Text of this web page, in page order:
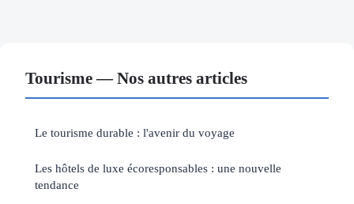
Tourisme — Nos autres articles
Le tourisme durable : l'avenir du voyage
Les hôtels de luxe écoresponsables : une nouvelle
tendance